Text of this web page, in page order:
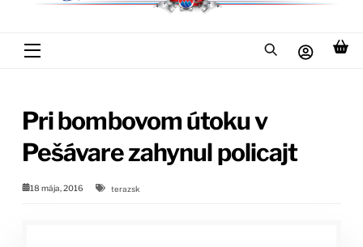
Menu
Pri bombovom útoku v
Pešávare zahynul policajt
18 mája, 2016 terazsk